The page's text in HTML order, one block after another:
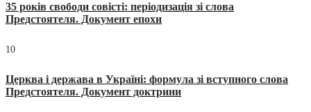
35 років свободи совісті: періодизація зі слова
Предстоятеля. Документ епохи
10
Церква і держава в Україні: формула зі вступного слова
Предстоятеля. Документ доктрини